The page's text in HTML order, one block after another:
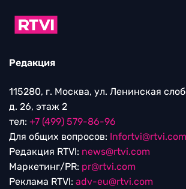
Редакция
115280, г. Москва, ул. Ленинская
д. 26, этаж 2
тел: +7 (499) 579-86-96
Для общих вопросов: Infortvi@rtvi.com
Редакция RTVI: news@rtvi.com
Маркетинг/PR: pr@rtvi.com
Реклама RTVI: adv-eu@rtvi.com